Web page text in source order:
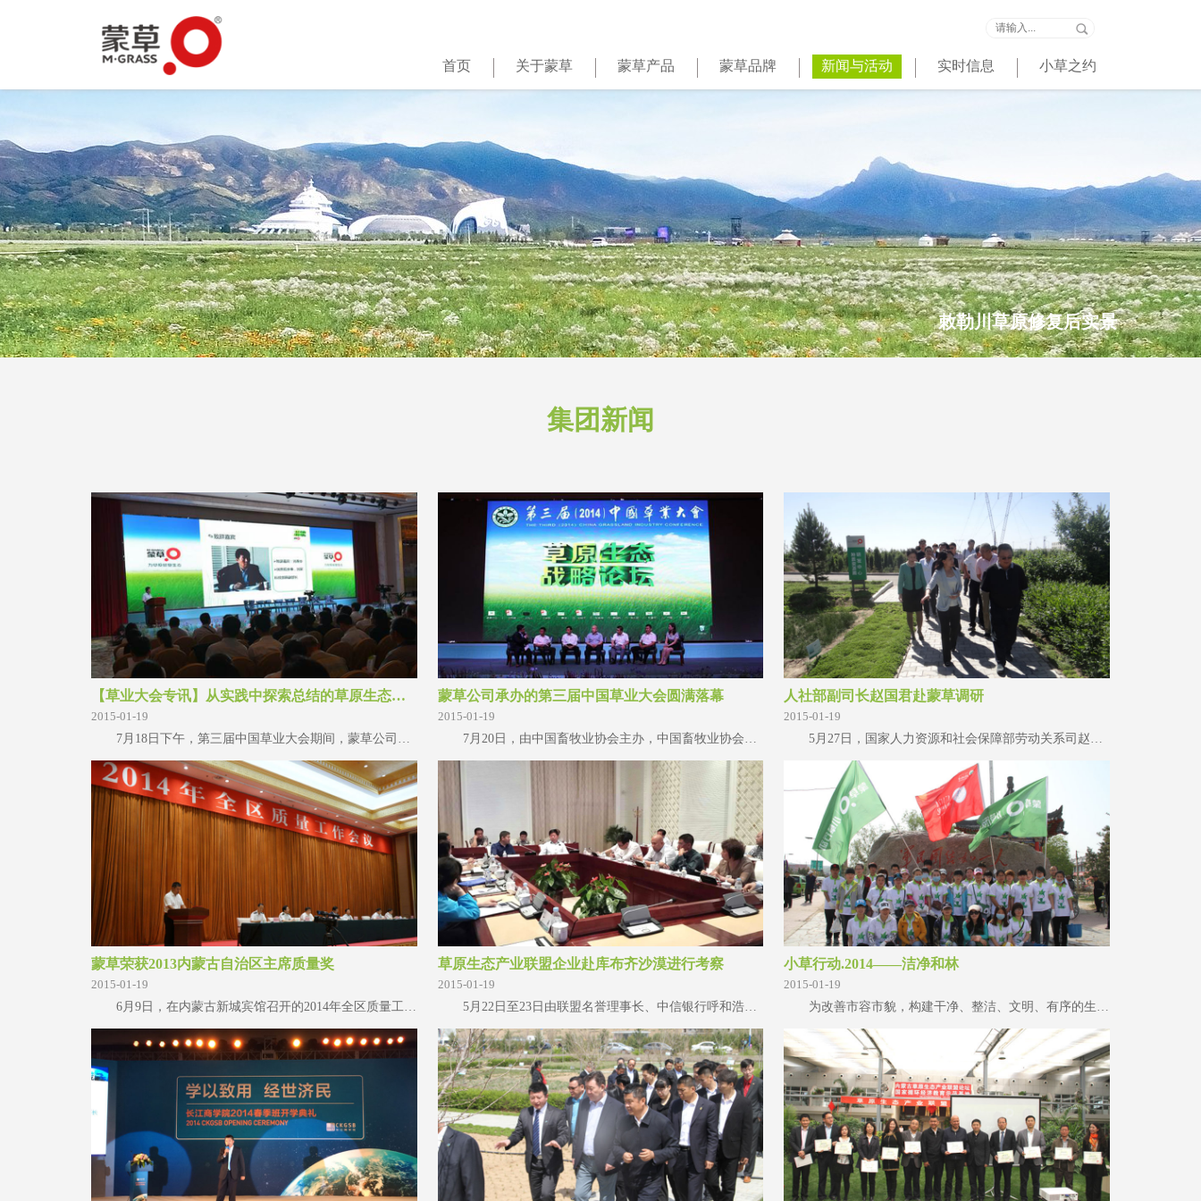
首页 关于蒙草 蒙草产品 蒙草品牌 新闻与活动 实时信息 小草之约
敕勒川草原修复后实景
集团新闻
【草业大会专讯】从实践中探索总结的草原生态创新之路
2015-01-19
蒙草公司承办的第三届中国草业大会圆满落幕
2015-01-19
人社部副司长赵国君赴蒙草调研
2015-01-19
蒙草荣获2013内蒙古自治区主席质量奖
2015-01-19
草原生态产业联盟企业赴库布齐沙漠进行考察
2015-01-19
5月22日至23日由联盟名誉理事长、中信银行呼和浩特分行哈斯行长带队，内蒙古和信园蒙草抗旱绿化股份有限公司副总经理王媛媛、内蒙古本
小草行动.2014——洁净和林
2015-01-19